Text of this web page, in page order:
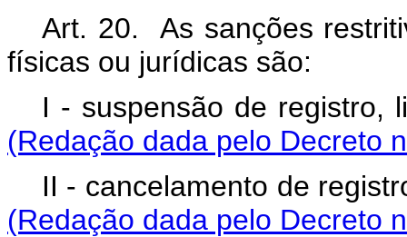
Art. 20. As sanções
físicas ou jurídicas são:
I - suspensão de
(Redação dada pelo Decreto
II - cancelamento de
(Redação dada pelo Decreto